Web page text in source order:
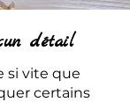
détail
si vite que
certains